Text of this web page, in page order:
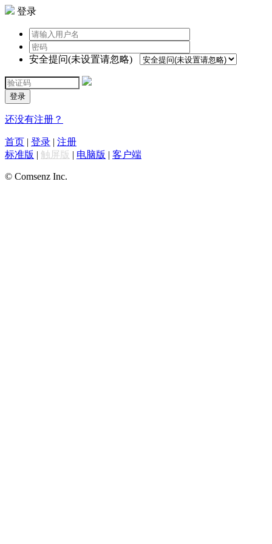
登录
安全提问(未设置请忽略)
登录
还没有注册？
首页 | 登录 | 注册
标准版 | 触屏版 | 电脑版 | 客户端
© Comsenz Inc.